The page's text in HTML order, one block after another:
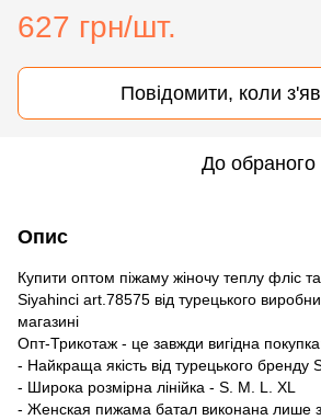
627 грн/шт.
Повідомити, коли
До обраного
Опис
Купити оптом піжаму жіночу теплу фліс
Siyahinci art.78575 від турецького
магазині
Опт-Трикотаж - це завжди вигідна
- Найкраща якість від турецького бренду
- Широка розмірна лінійка - S. M. L. XL
- Женская пижама батал виконана лише